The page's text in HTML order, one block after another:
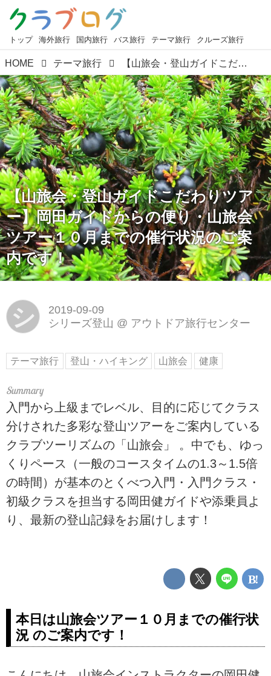
トップ 海外旅行 国内旅行 バス旅行 テーマ旅行 クルーズ旅行
HOME テーマ旅行 【山旅会・登山ガイドこだわりツアー】岡田ガイドからの便り・山旅会ツアー１０月までの催行状況のご案内です！
【山旅会・登山ガイドこだわりツア
ー】岡田ガイドからの便り・山旅会
ツアー１０月までの催行状況のご案
内です！
シ
2019-09-09
シリーズ登山 @ アウトドア旅行センター
テーマ旅行 登山・ハイキング 山旅会 健康
入門から上級までレベル、目的に応じてクラス
分けされた多彩な登山ツアーをご案内している
クラブツーリズムの「山旅会」 。中でも、ゆっ
くりペース（一般のコースタイムの1.3～1.5倍
の時間）が基本のとくべつ入門・入門クラス・
初級クラスを担当する岡田健ガイドや添乗員よ
り、最新の登山記録をお届けします！
本日は山旅会ツアー１０月までの催行状
況 のご案内です！